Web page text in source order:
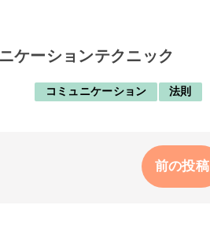
ケーションテクニック
コミュニケーション 法則
前の投稿